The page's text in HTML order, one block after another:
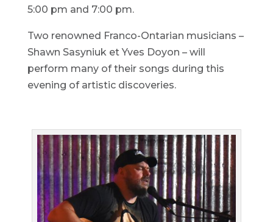
5:00 pm and 7:00 pm.
Two renowned Franco-Ontarian musicians –
Shawn Sasyniuk et Yves Doyon – will
perform many of their songs during this
evening of artistic discoveries.